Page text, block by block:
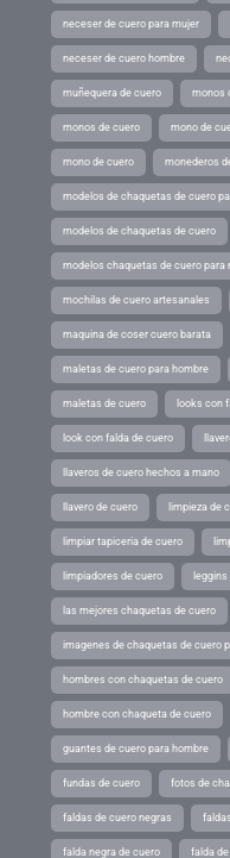
neceser de cuero para mujer
neceser de cuero hombre
muñequera de cuero monos
monos de cuero mono de
mono de cuero monederos
modelos de chaquetas de cuero
modelos de chaquetas de cuero
modelos chaquetas de cuero para
mochilas de cuero artesanales
maquina de coser cuero barata
maletas de cuero para hombre
maletas de cuero looks con
look con falda de cuero
llaveros de cuero hechos a mano
llavero de cuero limpieza de
limpiar tapiceria de cuero
limpiadores de cuero
las mejores chaquetas de cuero
imagenes de chaquetas de cuero
hombres con chaquetas de cuero
hombre con chaqueta de cuero
guantes de cuero para hombre
fundas de cuero fotos de
faldas de cuero negras
falda negra de cuero falda